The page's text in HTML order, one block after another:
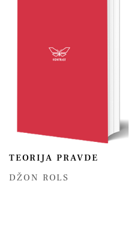
TEORIJA PRAVDE
DŽON ROLS